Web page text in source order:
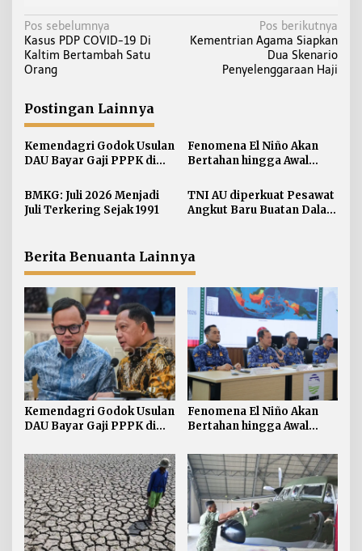
N
a
v
g
a
s
i
o
s
Pos sebelumnya
Kasus PDP COVID-19 Di
Kaltim Bertambah Satu
Orang
Pos berikutnya
Kementrian Agama Siapkan
Dua Skenario
Penyelenggaraan Haji
Postingan Lainnya
Kemendagri Godok Usulan
DAU Bayar Gaji PPPK di
Fenomena El Niño Akan
Bertahan hingga Awal
2027
BMKG: Juli 2026 Menjadi
Juli Terkering Sejak 1991
TNI AU diperkuat Pesawat
Angkut Baru Buatan Dalam
Berita Benuanta Lainnya
Kemendagri Godok Usulan
DAU Bayar Gaji PPPK di
Fenomena El Niño Akan
Bertahan hingga Awal
2027